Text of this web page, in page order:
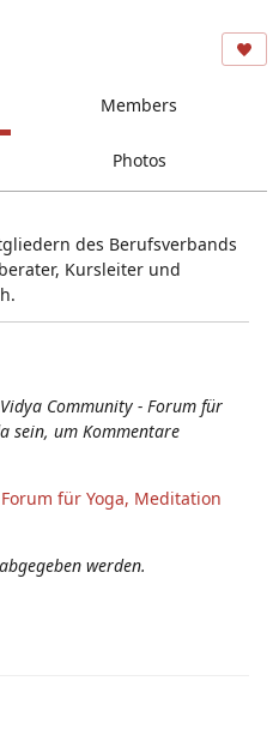
Members
Photos
des Berufsverbands
Kursleiter und
Community - Forum für
sein, um Kommentare
für Yoga, Meditation
werden.